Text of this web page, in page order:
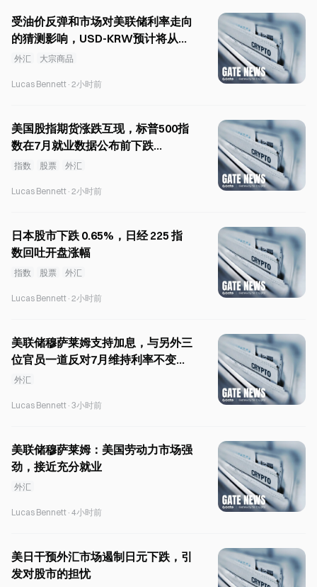
受油价反弹和市场对美联储利率走向
的猜测影响，USD-KRW预计将从
1,420韩元进一步上涨。
外汇 大宗商品
Lucas Bennett · 2小时前
美国股指期货涨跌互现，标普500指
数在7月就业数据公布前下跌
0.05%。
指数 股票 外汇
Lucas Bennett · 2小时前
日本股市下跌 0.65%，日经 225 指
数回吐开盘涨幅
指数 股票 外汇
Lucas Bennett · 2小时前
美联储穆萨莱姆支持加息，与另外三
位官员一道反对7月维持利率不变的
决定。
外汇
Lucas Bennett · 3小时前
美联储穆萨莱姆：美国劳动力市场强
劲，接近充分就业
外汇
Lucas Bennett · 4小时前
美日干预外汇市场遏制日元下跌，引
发对股市的担忧